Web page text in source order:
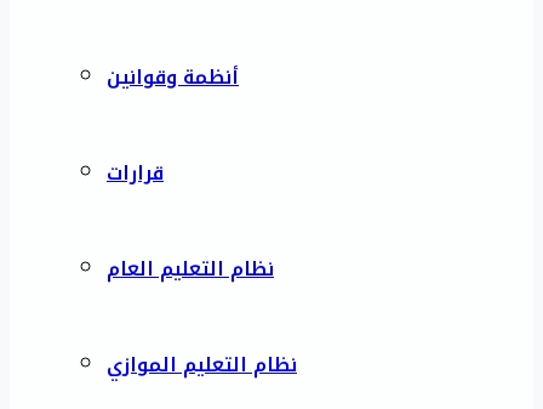
أنظمة وقوانين
قرارات
نظام التعليم العام
نظام التعليم الموازي